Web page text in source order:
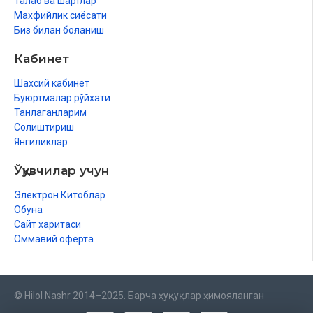
Махфийлик сиёсати
Биз билан боғланиш
Кабинет
Шахсий кабинет
Буюртмалар рўйхати
Танлаганларим
Солиштириш
Янгиликлар
Ўқувчилар учун
Электрон Китоблар
Обуна
Сайт харитаси
Оммавий оферта
© Hilol Nashr 2014–2025. Барча ҳуқуқлар ҳимояланган